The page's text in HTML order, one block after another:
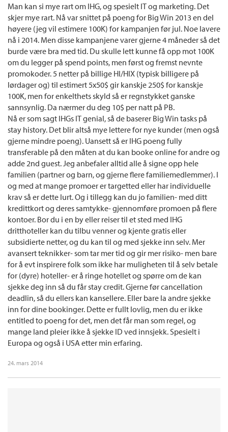
Man kan si mye rart om IHG, og spesielt IT og marketing. Det
skjer mye rart. Nå var snittet på poeng for Big Win 2013 en del
høyere (jeg vil estimere 100K) for kampanjen før jul. Noe lavere
nå i 2014. Men disse kampanjene varer gjerne 4 måneder så det
burde være bra med tid. Du skulle lett kunne få opp mot 100K
om du legger på spend points, men først og fremst nevnte
promokoder. 5 netter på billige HI/HIX (typisk billigere på
lørdager og) til estimert 5x50$ gir kanskje 250$ for kanskje
100K, men for enkelthets skyld så er regnstykket ganske
sannsynlig. Da nærmer du deg 10$ per natt på PB.
Nå er som sagt IHGs IT genial, så de baserer Big Win tasks på
stay history. Det blir altså mye lettere for nye kunder (men også
gjerne mindre poeng). Uansett så er IHG poeng fully
transferable på den måten at du kan booke online for andre og
adde 2nd guest. Jeg anbefaler alltid alle å signe opp hele
familien (partner og barn, og gjerne flere familiemedlemmer). I
og med at mange promoer er targetted eller har individuelle
krav så er dette lurt. Og i tillegg kan du jo familien- med ditt
kredittkort og deres samtykke- gjennomføre promoen på flere
kontoer. Bor du i en by eller reiser til et sted med IHG
dritthoteller kan du tilbu venner og kjente gratis eller
subsidierte netter, og du kan til og med sjekke inn selv. Mer
avansert teknikker- som tar mer tid og gir mer risiko- men bare
for å evt inspirere folk som ikke har muligheten til å selv betale
for (dyre) hoteller- er å ringe hotellet og spørre om de kan
sjekke deg inn så du får stay credit. Gjerne før cancellation
deadlin, så du ellers kan kansellere. Eller bare la andre sjekke
inn for dine bookinger. Dette er fullt lovlig, men du er ikke
entitled to poeng for det, men det får man som regel, og
mange land pleier ikke å sjekke ID ved innsjekk. Spesielt i
Europa og også i USA etter min erfaring.
24. mars 2014